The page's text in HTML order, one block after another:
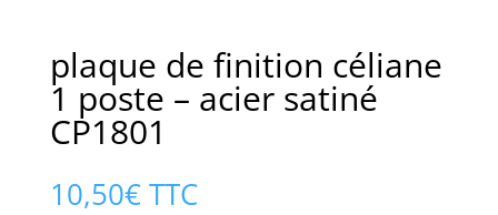
plaque de finition céliane
1 poste – acier satiné
CP1801
10,50€ TTC